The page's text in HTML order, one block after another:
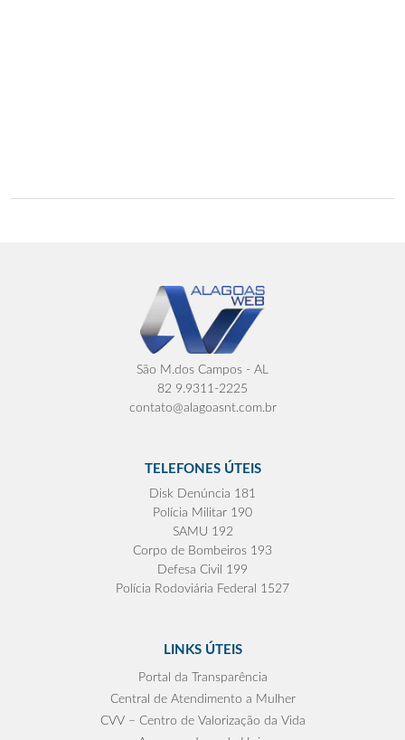
São M.dos Campos - AL
82 9.9311-2225
contato@alagoasnt.com.br
TELEFONES ÚTEIS
Disk Denúncia 181
Polícia Militar 190
SAMU 192
Corpo de Bombeiros 193
Defesa Civil 199
Polícia Rodoviária Federal 1527
LINKS ÚTEIS
Portal da Transparência
Central de Atendimento a Mulher
CVV – Centro de Valorização da Vida